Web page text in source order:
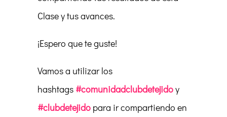
Clase y tus avances.
¡Espero que te guste!
Vamos a utilizar los
hashtags #comunidadclubdetejidoy
#clubdetejido para ir compartiendo en